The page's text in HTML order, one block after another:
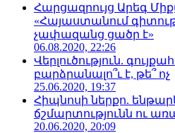
Հարցազրույց Արեգ
«Հայաստանում
չափազանց ցածր է»
06.08.2020, 22:26
Վերլուծություն.
բարձրանալո՞ւ է, թե՞ ոչ
25.06.2020, 19:37
Հիպնոսի ներքո.
ճշմարտությունն ու
20.06.2020, 20:09